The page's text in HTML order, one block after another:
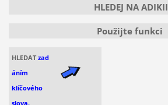
HLEDEJ NA ADIKII
Použijte funkci
HLEDAT zad
áním
klíčového
slova.